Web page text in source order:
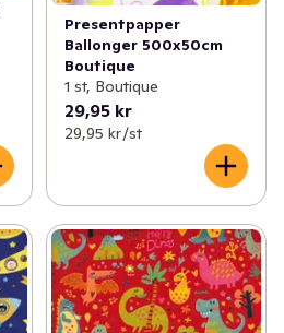
Presentpapper
Ballonger 500x50cm
Boutique
1 st, Boutique
29,95 kr
29,95 kr /st